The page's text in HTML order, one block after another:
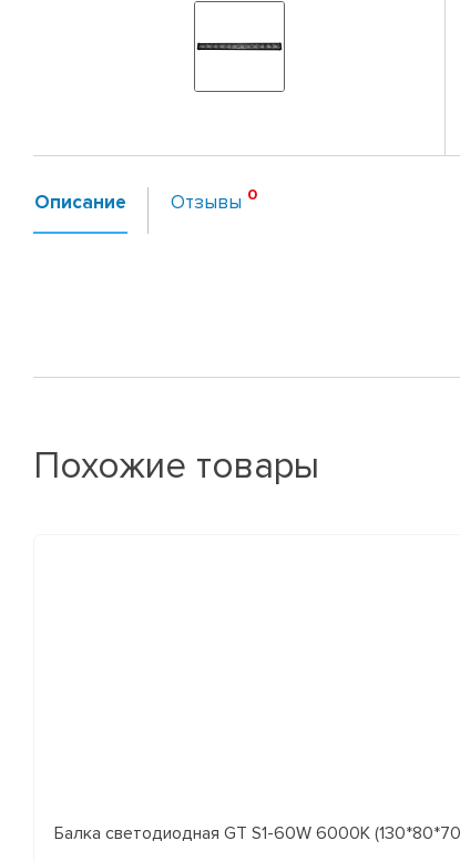
Описание Отзывы
Похожие товары
Балка светодиодная GT S1-60W 6000K